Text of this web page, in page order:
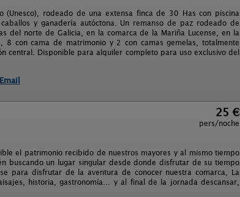
rodeado de una extensa finca de 30 Has con piscina
y ganadería autóctona. Un remanso de paz rodeado de
del norte de Galicia, en la comarca de la Mariña Lucense, en la
con cama de matrimonio y 2 con camas gemelas, totalmente
central. Disponible para alquiler completo para uso exclusivo del
Email
25 €
pers/noche
el patrimonio recibido de nuestros mayores y al mismo tiempo
buscando un lugar singular desde donde disfrutar de su tiempo
para disfrutar de la aventura de conocer nuestra comarca, La
historia, gastronomía… y al final de la jornada descansar,